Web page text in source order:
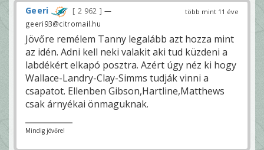
több mint 11 éve
Geeri 2 962
—
geeri93@citromail.hu
Jövőre remélem Tanny legalább azt hozza mint
az idén. Adni kell neki valakit aki tud küzdeni a
labdékért elkapó posztra. Azért úgy néz ki hogy
Wallace-Landry-Clay-Simms tudják vinni a
csapatot. Ellenben Gibson,Hartline,Matthews
csak árnyékai önmaguknak.
Mindig jövőre!